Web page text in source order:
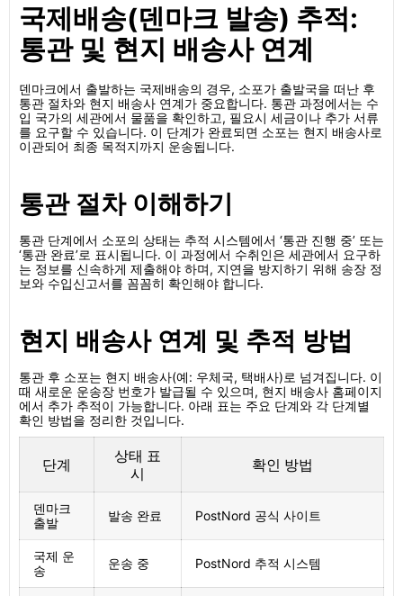
국제배송(덴마크 발송) 추적:
통관 및 현지 배송사 연계
덴마크에서 출발하는 국제배송의 경우, 소포가 출발국을 떠난 후
통관 절차와 현지 배송사 연계가 중요합니다. 통관 과정에서는 수
입 국가의 세관에서 물품을 확인하고, 필요시 세금이나 추가 서류
를 요구할 수 있습니다. 이 단계가 완료되면 소포는 현지 배송사로
이관되어 최종 목적지까지 운송됩니다.
통관 절차 이해하기
통관 단계에서 소포의 상태는 추적 시스템에서 ‘통관 진행 중’ 또는
‘통관 완료’로 표시됩니다. 이 과정에서 수취인은 세관에서 요구하
는 정보를 신속하게 제출해야 하며, 지연을 방지하기 위해 송장 정
보와 수입신고서를 꼼꼼히 확인해야 합니다.
현지 배송사 연계 및 추적 방법
통관 후 소포는 현지 배송사(예: 우체국, 택배사)로 넘겨집니다. 이
때 새로운 운송장 번호가 발급될 수 있으며, 현지 배송사 홈페이지
에서 추가 추적이 가능합니다. 아래 표는 주요 단계와 각 단계별
확인 방법을 정리한 것입니다.
단계
상태 표
시
확인 방법
덴마크
출발
발송 완료 PostNord 공식 사이트
국제 운
송
운송 중 PostNord 추적 시스템